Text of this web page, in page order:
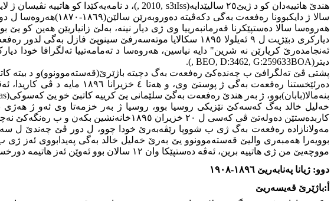
هندێ هاتییەدان کو د ژیێ٢٥ سالیێدایە(
Iss
ı
, 2010, s3)، د نامەیه‌کێدا کو هاتییە نڤیسان ژ لایێ ویڤە ل ١٥ خزیران ١٩٠٩ێ دیاردکەت
سالا ژ دایکبوونا
هەروەسا سالا دەستپێکرنا فەرمانبەرییا وی ژی دیار نینە، بەلێ زانیاریێن هەین کو یێ بوویە
دیارکری دبێژیت ل ٩ ئەیلولا ١٨٩٥ سکالایا موتەسەرفێ
ئەنجامدەرێ کریارێن نە شرین" دایە نیاسین، هەروەسا د تەمامەتییا تەلگرافا
دیتر(BOA
, BEO, D:3462, G:259633
).
پشتی ڤێ تەلگرافێ ب چەندەکێ رەفعەت بەگ دچیتە باژێرێ(قەستەموونوو)و د بیتە
دەرئێخستنا رەفعەت بەگی ژ
بنەمالا(بابان)بوو، ژ بەر هندێ رەفعەت بەگێ سلێمانی یێ کرییە کاتبێ خو یێ کەسوکی(
خەلیل خالد بەگ کەسەکێ نێزیکی روسیا بوو، روسیا ژ بەر خزمەتا وی ئەو ژ هەژی
کاربدەستێن دەولەتێ ڤی کەسی ل ٢٠ خزیران ١٨٩٥خانەنشین بکەن و ب رەنگەکێ نەچاری ل باژێرێ قەیسەریێ ئاکنجی دکەن(
مەولانازادە رەفعەت بەگ ژی ب شووپا رێڤەبەرێ خودا چوو، ل دور ڤێ چەندێ ل
بوویەرا هەمبەری والیێ قەستەموونوو یێ بەرێ خەلیل خالد بەگی پەیدابووی
مووچەیێ من ژی هاتییە برین، ئەڤە دەستپێکا وان ١٢ سالان بوو ئەوێن ئەز هاتیمە دورخستن"(
دوو: ژیانا پەنابەریێ ١٨٩٦-١٩٠٨
أ:باژێرێ قەیسەریێ